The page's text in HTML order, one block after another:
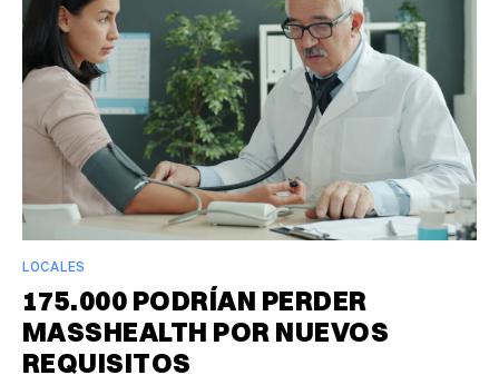
LOCALES
175.000 PODRÍAN PERDER
MASSHEALTH POR NUEVOS
REQUISITOS